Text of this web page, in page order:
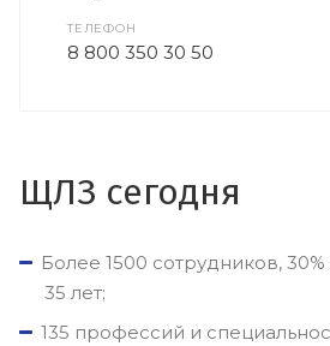
ТЕЛЕФОН
8 800 350 30 50
ЩЛЗ сегодня
Более 1500 сотрудников,
35 лет;
135 профессий и